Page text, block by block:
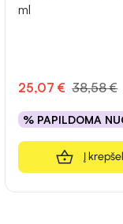
ml
25,07 € 38,58 €
% PAPILDOMA
Į